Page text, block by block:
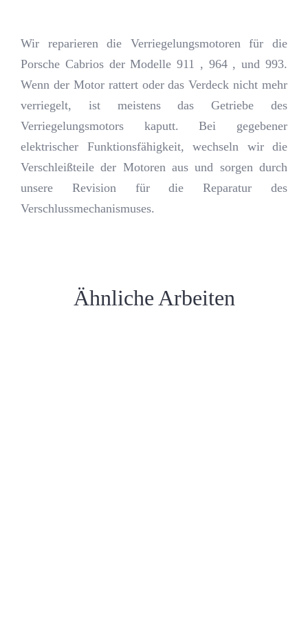
Wir reparieren die Verriegelungsmotoren für die
Porsche Cabrios der Modelle 911 , 964 , und 993.
Wenn der Motor rattert oder das Verdeck nicht mehr
verriegelt, ist meistens das Getriebe des
Verriegelungsmotors kaputt. Bei gegebener
elektrischer Funktionsfähigkeit, wechseln wir die
Verschleißteile der Motoren aus und sorgen durch
unsere Revision für die Reparatur des
Verschlussmechanismuses.
Ähnliche Arbeiten